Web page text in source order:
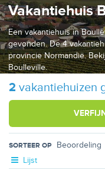
Vakantiehuis
Een vakantiehuis in
gevonden. De 4
provincie Normandië.
Boulleville.
2 vakantiehuizen
SORTEER OP
Lijst